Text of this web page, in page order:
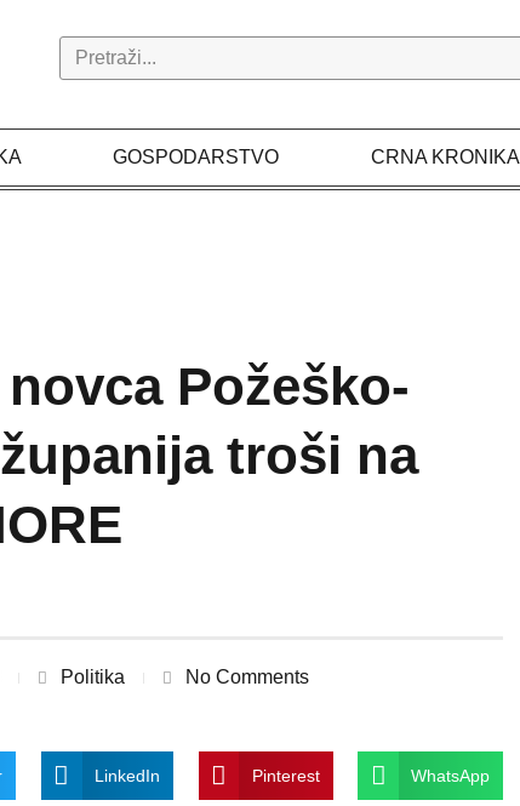
Search
GOSPODARSTVO CRNA KRONIKA
Požeško-
troši na
Politika No Comments
LinkedIn Pinterest WhatsApp